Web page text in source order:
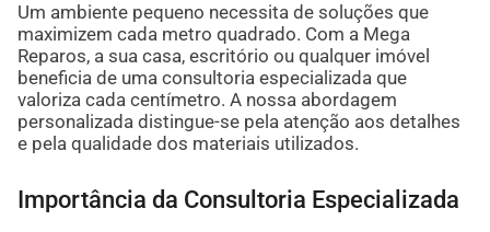
Um ambiente pequeno necessita de soluções que
maximizem cada metro quadrado. Com a Mega
Reparos, a sua casa, escritório ou qualquer imóvel
beneficia de uma consultoria especializada que
valoriza cada centímetro. A nossa abordagem
personalizada distingue-se pela atenção aos detalhes
e pela qualidade dos materiais utilizados.
Importância da Consultoria Especializada